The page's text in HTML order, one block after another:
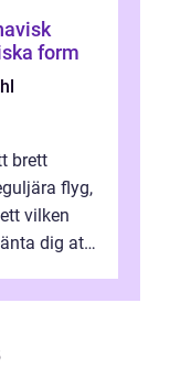
form
brett
flyg,
vilken
dig att